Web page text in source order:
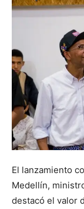
El lanzamiento
Medellín,
destacó el valor